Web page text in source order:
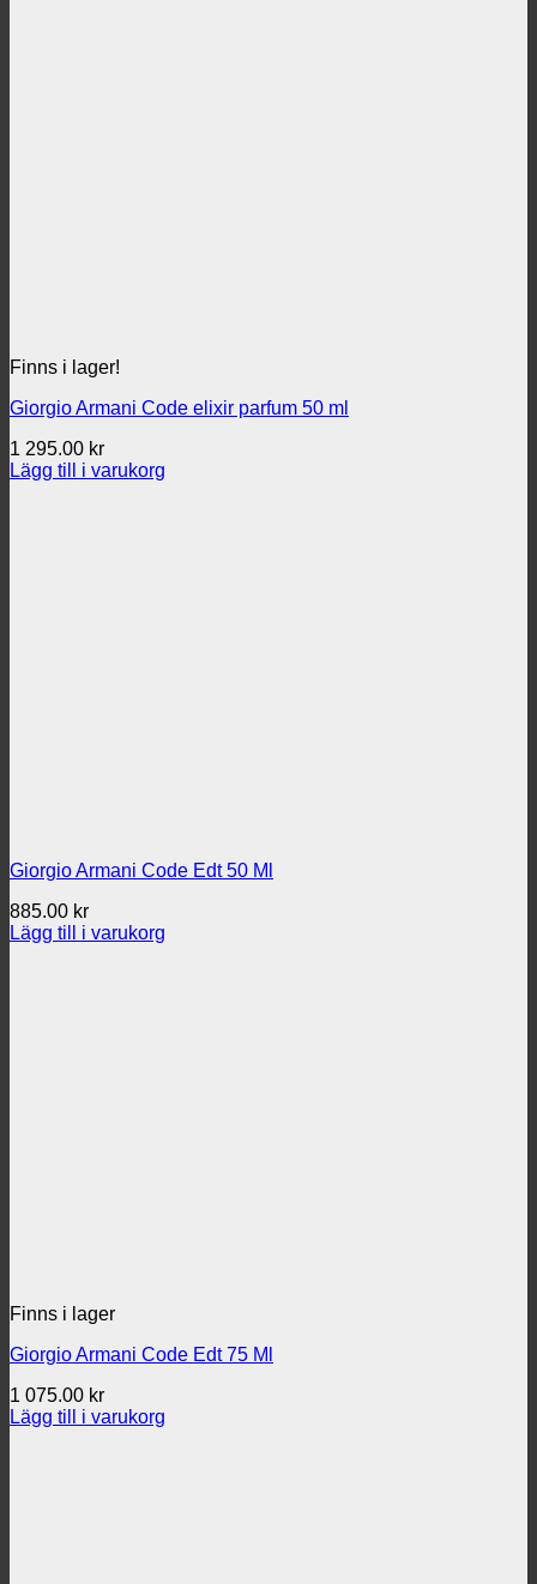
Finns i lager!
Giorgio Armani Code elixir parfum 50 ml
1 295.00 kr
Lägg till i varukorg
Giorgio Armani Code Edt 50 Ml
885.00 kr
Lägg till i varukorg
Finns i lager
Giorgio Armani Code Edt 75 Ml
1 075.00 kr
Lägg till i varukorg